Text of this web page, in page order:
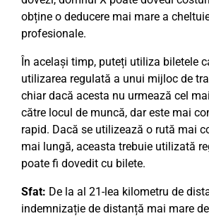
obține o deducere mai mare a
profesionale.
În același timp, puteți utiliza biletele
utilizarea regulată a unui mijloc de
chiar dacă acesta nu urmează cel
către locul de muncă, dar este mai
rapid. Dacă se utilizează o rută mai
mai lungă, aceasta trebuie utilizată
poate fi dovedit cu bilete.
Sfat: De la al 21-lea kilometru de
indemnizație de distanță mai mare